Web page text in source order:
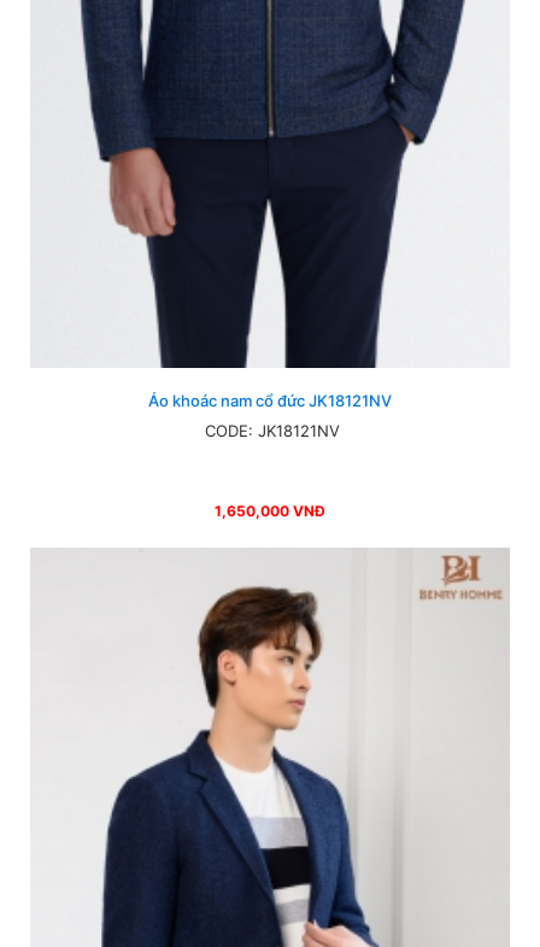
Áo khoác nam cổ đức JK18121NV
CODE: JK18121NV
1,650,000 VNĐ